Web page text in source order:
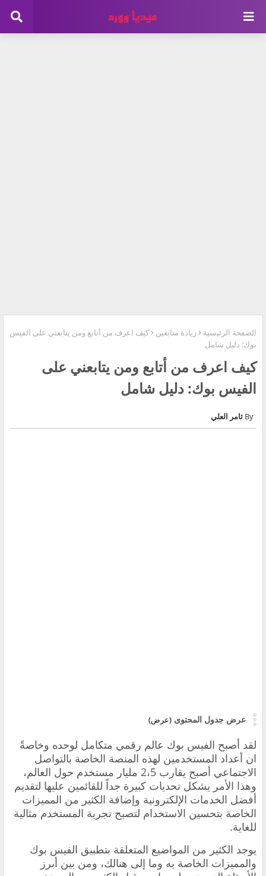
الصفحة الرئيسية زيادة متابعين
كيف اعرف من أتابع ومن يتابعني على الفيس
بوك: دليل شامل
كيف اعرف من أتابع ومن يتابعني على
الفيس بوك: دليل شامل
ثامر العلي
عرض جدول المحتوى (عرض)
لقد أصبح الفيس بوك عالم رقمي متكامل لوحده وخاصةً
ان أعداد المستخدمين لهذه المنصة الخاصة بالتواصل
الاجتماعي أصبح يقارب 2،5 مليار مستخدم حول العالم،
وهذا الأمر يشكل تحديات كبيرة جداً للقائمين عليها لتقديم
أفضل الخدمات الإلكترونية وإضافة الكثير من المميزات
الخاصة بتحسين الاستخدام لتصبح تجربة المستخدم مثالية
للغاية.
يوجد الكثير من المواضيع المتعلقة بتطبيق الفيس بوك
والمميزات الخاصة به وما إلى هنالك، ومن بين أبرز